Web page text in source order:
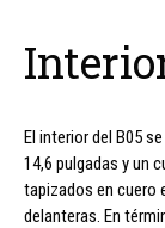
El interior del B05
14,6 pulgadas y un
tapizados en cuero
delanteras. En